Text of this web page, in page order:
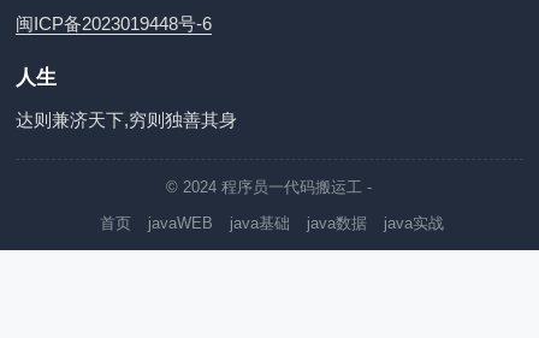
闽ICP备2023019448号-6
人生
达则兼济天下,穷则独善其身
© 2024程序员一代码搬运工 -
首页
javaWEB java基础 java数据 java实战